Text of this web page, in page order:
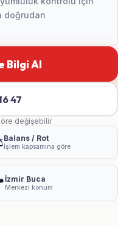
doğrudan
Bilgi Al
47
değişebilir
Balans / Rot
İşlem kapsamına göre
İzmir Buca
Merkezi konum